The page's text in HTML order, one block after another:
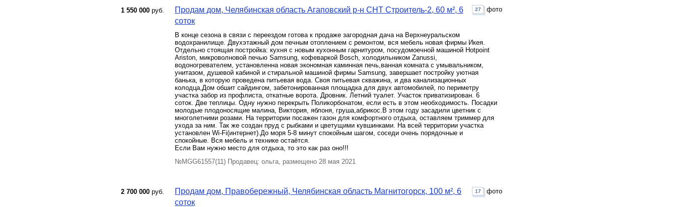
1 550 000 руб.
Продам дом, Челябинская область Агаповский р-н СНТ Строитель-2, 60 м², 6
соток
В конце сезона в связи с переездом готова к продаже загородная дача на Верхнеуральском
водохранилище. Двухэтажный дом печным отоплением с ремонтом, вся мебель новая фирмы Икея.
Отдельно стоящая постройка: кухня с новым кухонным гарнитуром, посудомоечной машиной Hotpoint
Ariston, микроволновой печью Samsung, кофеваркой Bosch, холодильником Zanussi,
водоногревателем, установленна новая экономная каминная печь,ванная комната с умывальником,
унитазом, душевой кабиной и стиральной машиной фирмы Samsung, завершает постройку уютная
банька, в которую проведена питьевая вода. Своя питьевая скважина, и два канализационных
колодца,Дом обшит сайдингом, забетонированная площадка для двух автомобилей, по периметру
участка забор из профлиста, откатные ворота. Дровник. Летний туалет. Участок приватизирован. 6
соток. Две теплицы. Одну нужно перекрыть Поликорбонатом, если есть в этом необходимость. Посадки
молодые плодоносящие малина, Виктория, яблоня, груша,абрикос.В этом году засадили цветник с
многолетними розами. На территории посажен газон для комфортного отдыха, оставляем триммер для
ухода за ним. Так же создан пруд с рыбками и цветущими кувшинками. На всей территории участка
установлен Wi-Fi(интернет).До моря 5-8 минут спокойным шагом, соседи очень порядочные и
спокойные. Вся мебель и технике остаётся.
Если Вам нужно место для отдыха, то это как раз оно!!!
27 фото
№MGG61557(11) Продавец: ольга, размещено 28 мая 2021
2 700 000 руб.
Продам дом, Правобережный, Челябинская область Магнитогорск, 100 м², 6
соток
17 фото